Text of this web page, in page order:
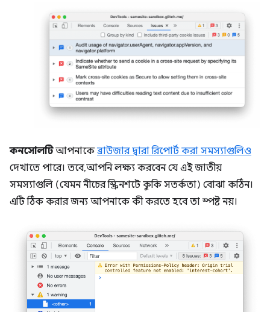
কনসোলটিআপনাকেব্রাউজার দ্বারা রিপোর্ট করা সমস্যাগুলিও
দেখাতে পারে। তবে, আপনি লক্ষ্য করবেন যে এই জাতীয়
সমস্যাগুলি (যেমন নীচের স্ক্রিনশটে কুকি সতর্কতা) বোঝা কঠিন।
এটি ঠিক করার জন্য আপনাকে কী করতে হবে তা স্পষ্ট নয়।